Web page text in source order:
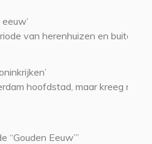
van herenhuizen en buitens.
hoofdstad, maar kreeg niet
“Gouden Eeuw”’